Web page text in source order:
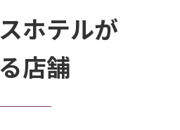
ホテルが
店舗